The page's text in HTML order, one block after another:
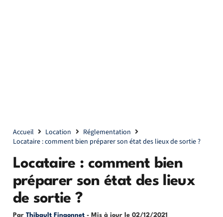
Accueil Location
Réglementation
Locataire : comment bien préparer son état des lieux de sortie ?
Locataire : comment bien
préparer son état des lieux
de sortie ?
Par Thibault Fingonnet - Mis à jour le 02/12/2021